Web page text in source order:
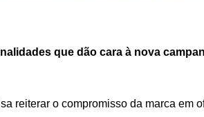
que dão caraà nova
reiterar o compromisso da marca em